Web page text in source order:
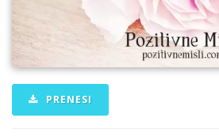
PRENESI